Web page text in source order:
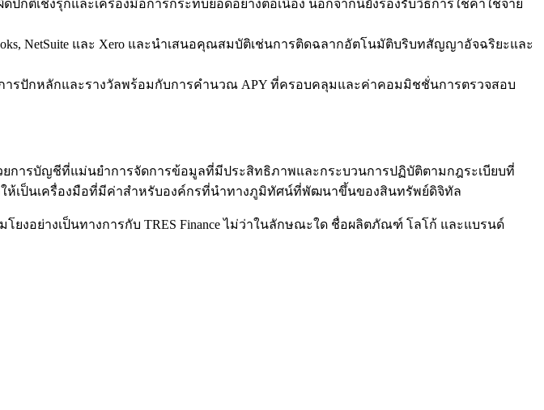
ติเชิงรุกและเครื่องมือการกระทบยอดอย่างต่อเนื่อง นอกจากนี้ยังรองรับวิธีการใช้ค่าใช้จ่าย
NetSuite และ Xero และนำเสนอคุณสมบัติเช่นการติดฉลากอัตโนมัติบริบทสัญญาอัจฉริยะและ
ารปักหลักและรางวัลพร้อมกับการคำนวณ APY ที่ครอบคลุมและค่าคอมมิชชั่นการตรวจสอบ
ยการบัญชีที่แม่นยำการจัดการข้อมูลที่มีประสิทธิภาพและกระบวนการปฏิบัติตามกฎระเบียบที่
ให้เป็นเครื่องมือที่มีค่าสำหรับองค์กรที่นำทางภูมิทัศน์ที่พัฒนาขึ้นของสินทรัพย์ดิจิทัล
ยงอย่างเป็นทางการกับ TRES Finance ไม่ว่าในลักษณะใด ชื่อผลิตภัณฑ์ โลโก้ และแบรนด์